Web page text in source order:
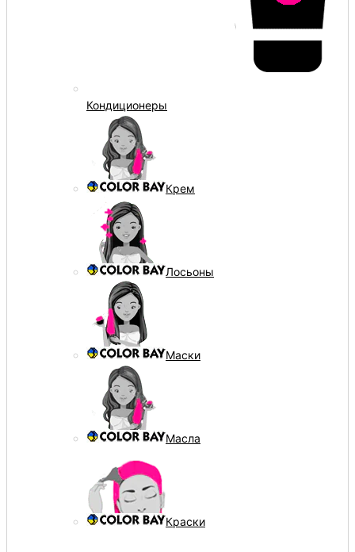
Кондиционеры
Крем
Лосьоны
Маски
Масла
Краски